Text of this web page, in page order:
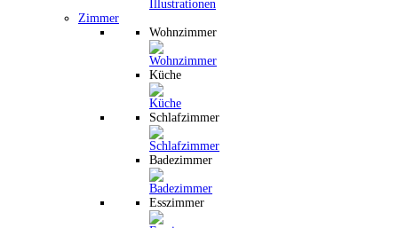
Zimmer
Wohnzimmer
Küche
Schlafzimmer
Badezimmer
Esszimmer